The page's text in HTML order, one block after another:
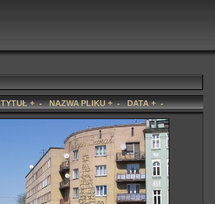
TYTUŁ+- NAZWA PLIKU+- DATA+-